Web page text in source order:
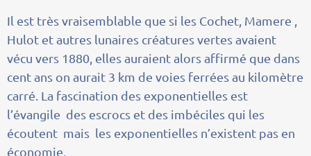
Il est très vraisemblable que si les Cochet, Mamere ,
Hulot et autres lunaires créatures vertes avaient
vécu vers 1880, elles auraient alors affirmé que dans
cent ans on aurait 3 km de voies ferrées au kilomètre
carré. La fascination des exponentielles est
l’évangile des escrocs et des imbéciles qui les
écoutent mais les exponentielles n’existent pas en
économie.